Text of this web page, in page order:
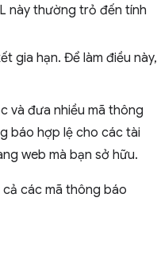
này thường trỏ đến tính
gia hạn. Để làm điều này,
và đưa nhiều mã thông
báo hợp lệ cho các tài
web mà bạn sở hữu.
các mã thông báo